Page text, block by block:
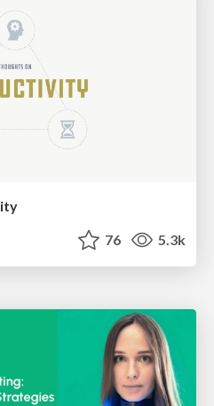
76 5.3k